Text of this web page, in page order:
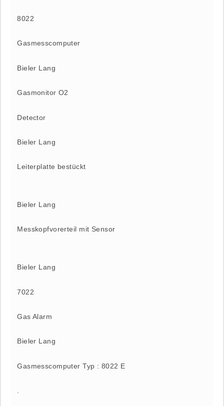
8022
Gasmesscomputer
Bieler Lang
Gasmonitor O2
Detector
Bieler Lang
Leiterplatte bestückt
Bieler Lang
Messkopfvorerteil mit Sensor
Bieler Lang
7022
Gas Alarm
Bieler Lang
Gasmesscomputer Typ : 8022 E